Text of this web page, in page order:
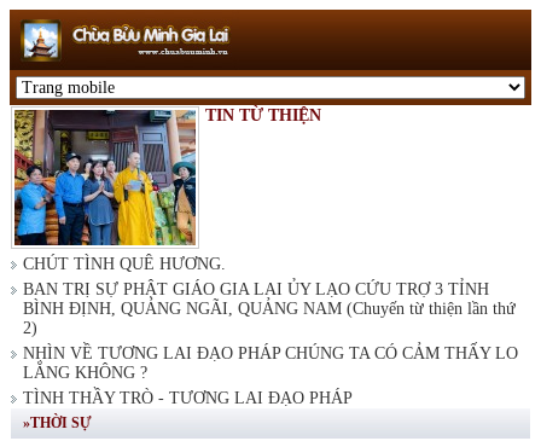
TIN TỪ THIỆN
CHÚT TÌNH QUÊ HƯƠNG.
BAN TRỊ SỰ PHẬT GIÁO GIA LAI ỦY LẠO CỨU TRỢ 3 TỈNH
BÌNH ĐỊNH, QUẢNG NGÃI, QUẢNG NAM (Chuyến từ thiện lần thứ
2)
NHÌN VỀ TƯƠNG LAI ĐẠO PHÁP CHÚNG TA CÓ CẢM THẤY LO
LẮNG KHÔNG ?
TÌNH THẦY TRÒ - TƯƠNG LAI ĐẠO PHÁP
»THỜI SỰ